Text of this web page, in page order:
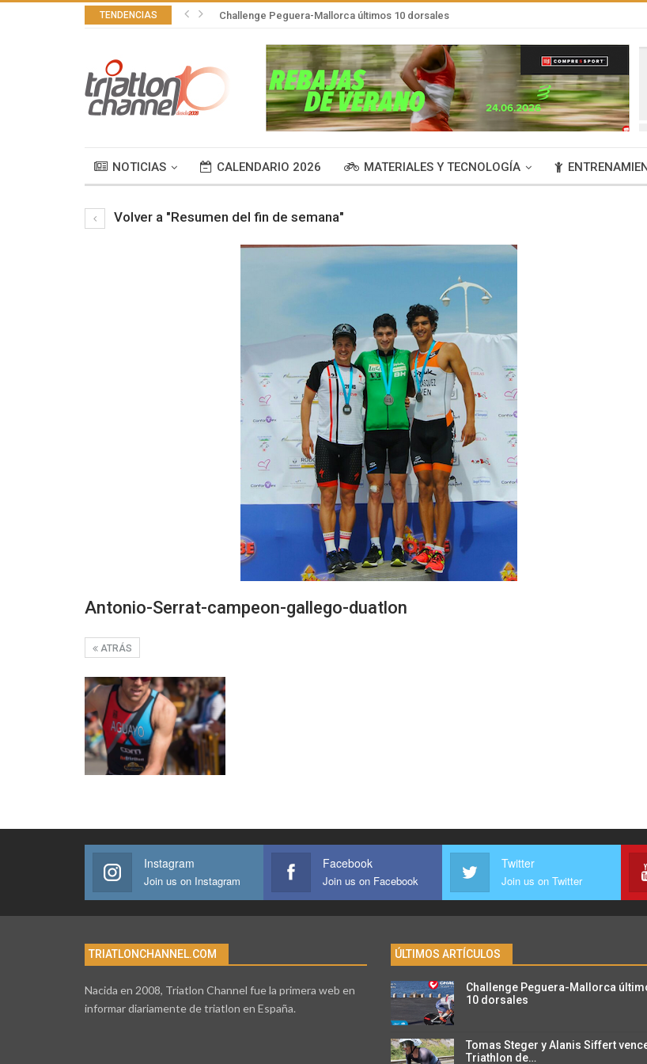
TENDENCIAS Challenge Peguera-Mallorca últimos 10 dorsales
NOTICIAS CALENDARIO 2026 MATERIALES Y TECNOLOGÍA
Volver a "Resumen del fin de semana"
Antonio-Serrat-campeon-gallego-duatlon
ATRÁS
Instagram
Join us on Instagram
Facebook
Join us on Facebook
Twitter
Join us on Twitter
TRIATLONCHANNEL.COM
Nacida en 2008, Triatlon Channel fue la primera web en
informar diariamente de triatlon en España.
ÚLTIMOS ARTÍCULOS
Challenge Peguera-Mallorca
10 dorsales
Tomas Steger y Alanis Siffert
Triathlon de…